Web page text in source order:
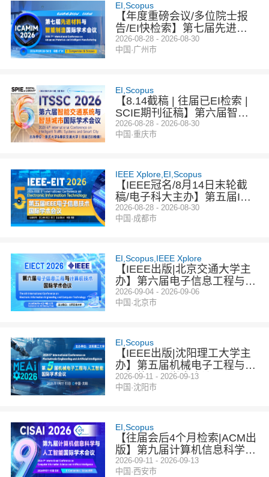
EI,Scopus
【年度重磅会议/多位院士报
告/EI快检索】第七届先进材
料与智能制造国际学术会议
（ICAMIM 2026）
2026-08-28 - 2026-08-30
中国·广州市
EI,Scopus
【8.14截稿 | 往届已EI检索 |
SCIE期刊征稿】第六届智能
交通系统与智慧城市国际学术
会议（ITSSC 2026）
2026-08-28 - 2026-08-30
中国·重庆市
IEEE Xplore,EI,Scopus
【IEEE冠名/8月14日末轮截
稿/电子科大主办】第五届IEE
E电子信息技术国际学术会议
（EIT 2026）
2026-08-28 - 2026-08-30
中国·成都市
EI,Scopus,IEEE Xplore
【IEEE出版|北京交通大学主
办】第六届电子信息工程与计
算机技术国际学术会议（EIE
CT 2026）
2026-09-04 - 2026-09-06
中国·北京市
EI,Scopus
【IEEE出版|沈阳理工大学主
办】第五届机械电子工程与人
工智能国际学术会议（MEAI
2026）
2026-09-11 - 2026-09-13
中国·沈阳市
EI,Scopus
【往届会后4个月检索|ACM出
版】第九届计算机信息科学与
人工智能国际学术会议(CISAI
2026)
2026-09-11 - 2026-09-13
中国·西安市